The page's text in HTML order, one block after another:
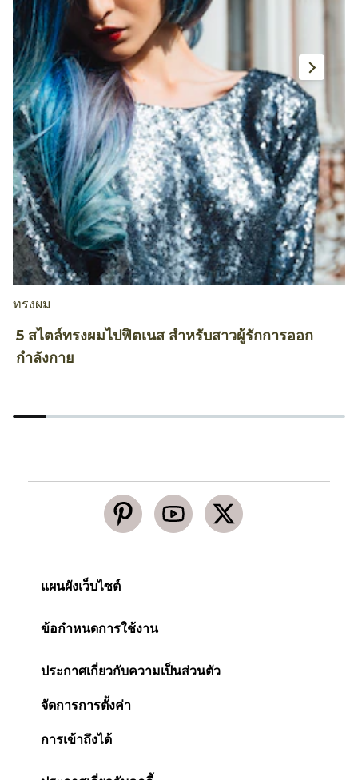
ทรงผม
5 สไตล์ทรงผมไปฟิตเนส สำหรับสาวผู้รักการออก
กำลังกาย
แผนผังเว็บไซต์
ข้อกำหนดการใช้งาน
ประกาศเกี่ยวกับความเป็นส่วนตัว
จัดการการตั้งค่า
การเข้าถึงได้